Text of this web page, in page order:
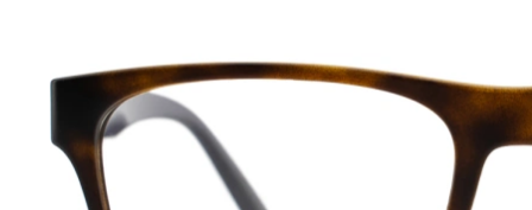
136 mm
Ширина